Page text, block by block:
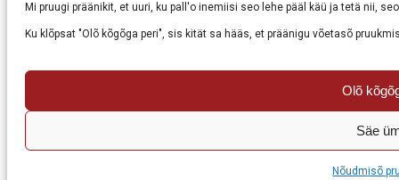
Mi pruugi präänikit, et uuri, ku pall'o inemiisi seo lehe pääl käü ja tetä nii,
Ku klõpsat "Olõ kõgõga peri", sis kität sa hääs, et präänigu võetasõ
Olõ
Säe
Nõudmisõ